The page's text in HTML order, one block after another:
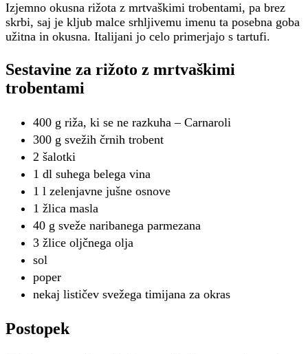
Izjemno okusna rižota z mrtvaškimi trobentami, pa brez
skrbi, saj je kljub malce srhljivemu imenu ta posebna goba
užitna in okusna. Italijani jo celo primerjajo s tartufi.
Sestavine za rižoto z mrtvaškimi
trobentami
400 g riža, ki se ne razkuha – Carnaroli
300 g svežih črnih trobent
2 šalotki
1 dl suhega belega vina
1 l zelenjavne jušne osnove
1 žlica masla
40 g sveže naribanega parmezana
3 žlice oljčnega olja
sol
poper
nekaj lističev svežega timijana za okras
Postopek